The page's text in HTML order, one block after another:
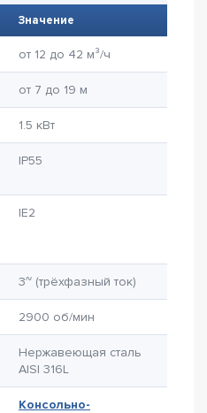
Значение
от 12 до 42 м³/ч
от 7 до 19 м
1.5 кВт
IP55
IE2
3~ (трёхфазный ток)
2900 об/мин
Нержавеющая сталь
AISI 316L
Консольно-